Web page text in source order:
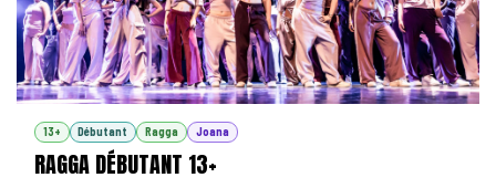
13+ Débutant Ragga Joana
RAGGA DÉBUTANT 13+